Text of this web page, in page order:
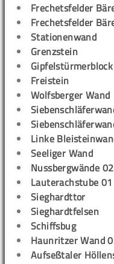
Frechetsfelder
Frechetsfelder
Stationenwand
Grenzstein
Gipfelstürmerblock
Freistein
Wolfsberger Wand
Linke
Seeliger Wand
Nussbergwände
Lauterachstube
Sieghardttor
Sieghardtfelsen
Schiffsbug
Haunritzer Wand
Aufseßtaler